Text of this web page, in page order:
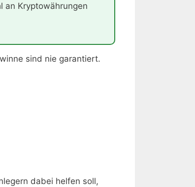
an Kryptowährungen
sind nie garantiert.
dabei helfen soll,